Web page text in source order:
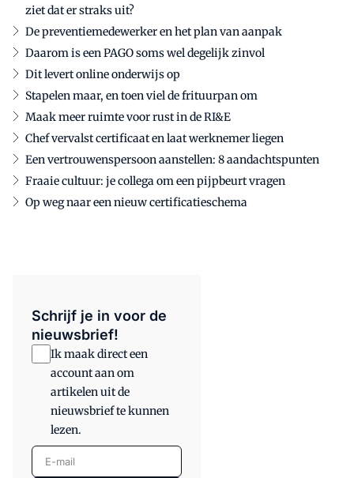
ziet dat er straks uit?
De preventiemedewerker en het plan van aanpak
Daarom is een PAGO soms wel degelijk zinvol
Dit levert online onderwijs op
Stapelen maar, en toen viel de frituurpan om
Maak meer ruimte voor rust in de RI&E
Chef vervalst certificaat en laat werknemer liegen
Een vertrouwenspersoon aanstellen: 8 aandachtspunten
Fraaie cultuur: je collega om een pijpbeurt vragen
Op weg naar een nieuw certificatieschema
Schrijf je in voor de
nieuwsbrief!
Ik maak direct een
account aan om
artikelen uit de
nieuwsbrief te kunnen
lezen.
E-mail